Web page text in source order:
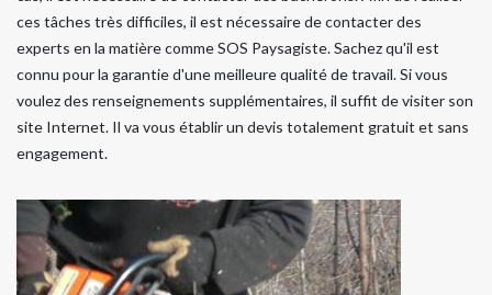
ces tâches très difficiles, il est nécessaire de contacter des
experts en la matière comme SOS Paysagiste. Sachez qu'il est
connu pour la garantie d'une meilleure qualité de travail. Si vous
voulez des renseignements supplémentaires, il suffit de visiter son
site Internet. Il va vous établir un devis totalement gratuit et sans
engagement.